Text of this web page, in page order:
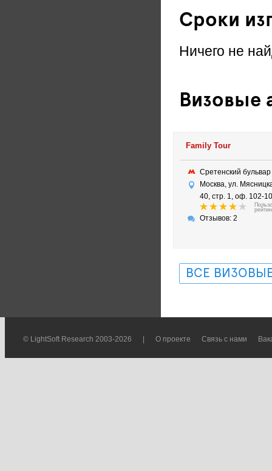
Сроки
Ничего не
Визовые
Family Tour
Сретенский
Москва, ул.
40, стр. 1, оф. 102-
Отзывов: 2
ВСЕ
© LightSoft Research 2003-2026 О проекте Связь с нами